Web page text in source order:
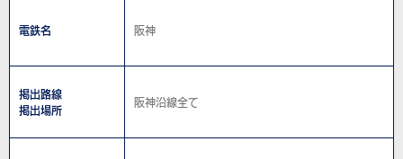
電鉄名 阪神
掲出路線
掲出場所
阪神沿線全て